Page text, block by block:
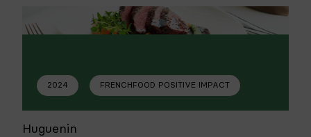
2024 FRENCHFOOD POSITIVE IMPACT
Huguenin